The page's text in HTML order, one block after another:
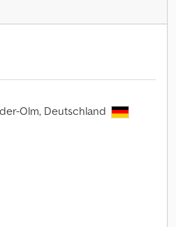
Olm, Deutschland